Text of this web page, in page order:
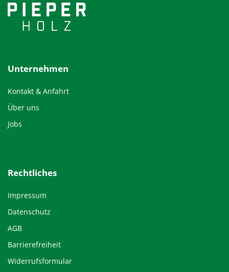
Unternehmen
Kontakt & Anfahrt
Über uns
Jobs
Rechtliches
Impressum
Datenschutz
AGB
Barrierefreiheit
Widerrufsformular